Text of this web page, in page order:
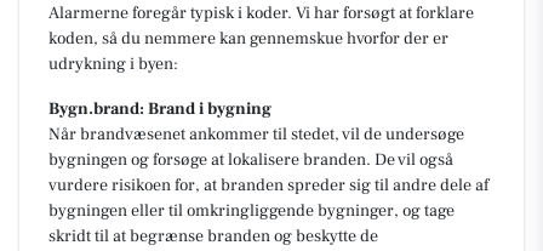
Alarmerne foregår typisk i koder. Vi har forsøgt at forklare
koden, så du nemmere kan gennemskue hvorfor der er
udrykning i byen:
Bygn.brand: Brand i bygning
Når brandvæsenet ankommer til stedet, vil de undersøge
bygningen og forsøge at lokalisere branden. De vil også
vurdere risikoen for, at branden spreder sig til andre dele af
bygningen eller til omkringliggende bygninger, og tage
skridt til at begrænse branden og beskytte de